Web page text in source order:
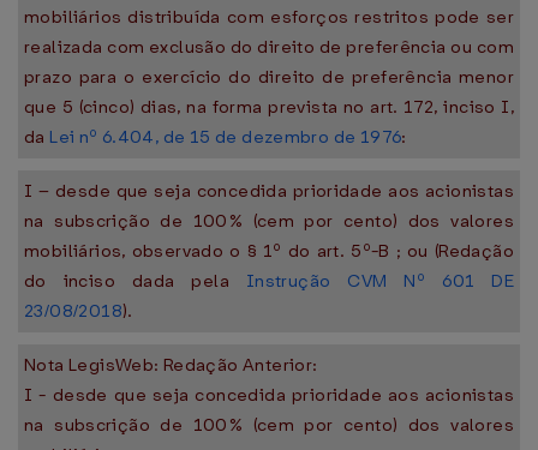
mobiliários distribuída com esforços restritos pode ser
realizada com exclusão do direito de preferência ou com
prazo para o exercício do direito de preferência menor
que 5 (cinco) dias, na forma prevista no art. 172, inciso I,
da Lei nº 6.404, de 15 de dezembro de 1976:
I – desde que seja concedida prioridade aos acionistas
na subscrição de 100% (cem por cento) dos valores
mobiliários, observado o § 1º do art. 5º-B ; ou (Redação
do inciso dada pela Instrução CVM Nº 601 DE
23/08/2018).
Nota LegisWeb: Redação Anterior:
I - desde que seja concedida prioridade aos acionistas
na subscrição de 100% (cem por cento) dos valores